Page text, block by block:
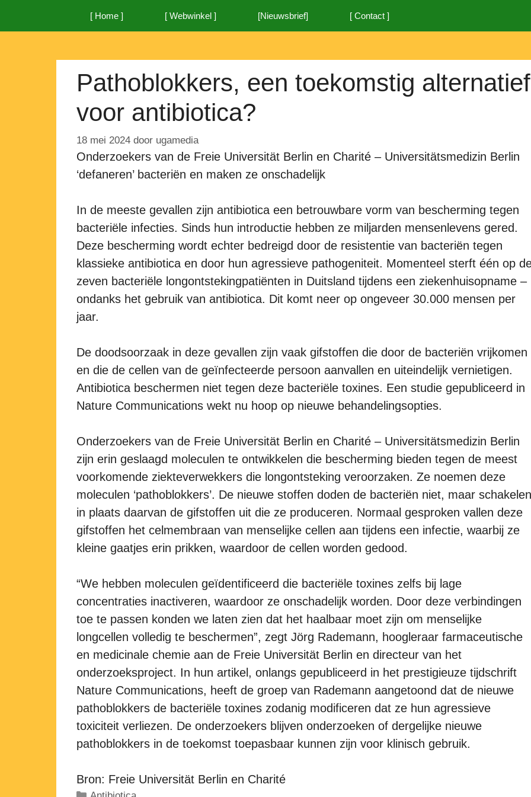
[ Home ] [ Webwinkel ] [Nieuwsbrief] [ Contact ]
Pathoblokkers, een toekomstig alternatief
voor antibiotica?
18 mei 2024 door ugamedia
Onderzoekers van de Freie Universität Berlin en Charité – Universitätsmedizin Berlin
‘defaneren’ bacteriën en maken ze onschadelijk
In de meeste gevallen zijn antibiotica een betrouwbare vorm van bescherming tegen
bacteriële infecties. Sinds hun introductie hebben ze miljarden mensenlevens gered.
Deze bescherming wordt echter bedreigd door de resistentie van bacteriën tegen
klassieke antibiotica en door hun agressieve pathogeniteit. Momenteel sterft één op
zeven bacteriële longontstekingpatiënten in Duitsland tijdens een ziekenhuisopname –
ondanks het gebruik van antibiotica. Dit komt neer op ongeveer 30.000 mensen per
jaar.
De doodsoorzaak in deze gevallen zijn vaak gifstoffen die door de bacteriën vrijkomen
en die de cellen van de geïnfecteerde persoon aanvallen en uiteindelijk vernietigen.
Antibiotica beschermen niet tegen deze bacteriële toxines. Een studie gepubliceerd in
Nature Communications wekt nu hoop op nieuwe behandelingsopties.
Onderzoekers van de Freie Universität Berlin en Charité – Universitätsmedizin Berlin
zijn erin geslaagd moleculen te ontwikkelen die bescherming bieden tegen de meest
voorkomende ziekteverwekkers die longontsteking veroorzaken. Ze noemen deze
moleculen ‘pathoblokkers’. De nieuwe stoffen doden de bacteriën niet, maar schakelen
in plaats daarvan de gifstoffen uit die ze produceren. Normaal gesproken vallen deze
gifstoffen het celmembraan van menselijke cellen aan tijdens een infectie, waarbij ze
kleine gaatjes erin prikken, waardoor de cellen worden gedood.
“We hebben moleculen geïdentificeerd die bacteriële toxines zelfs bij lage
concentraties inactiveren, waardoor ze onschadelijk worden. Door deze verbindingen
toe te passen konden we laten zien dat het haalbaar moet zijn om menselijke
longcellen volledig te beschermen”, zegt Jörg Rademann, hoogleraar farmaceutische
en medicinale chemie aan de Freie Universität Berlin en directeur van het
onderzoeksproject. In hun artikel, onlangs gepubliceerd in het prestigieuze tijdschrift
Nature Communications, heeft de groep van Rademann aangetoond dat de nieuwe
pathoblokkers de bacteriële toxines zodanig modificeren dat ze hun agressieve
toxiciteit verliezen. De onderzoekers blijven onderzoeken of dergelijke nieuwe
pathoblokkers in de toekomst toepasbaar kunnen zijn voor klinisch gebruik.
Bron: Freie Universität Berlin en Charité
Categorieën